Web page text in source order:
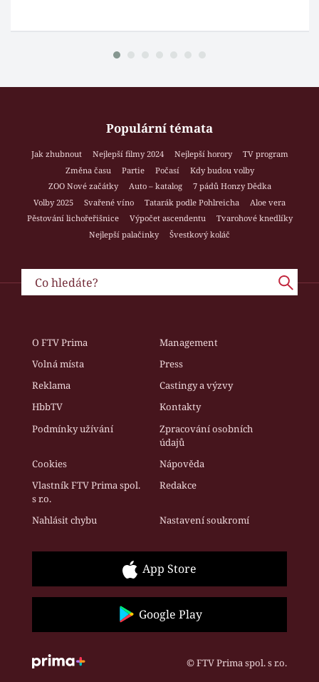
Populární témata
Jak zhubnout Nejlepší filmy 2024 Nejlepší horory
TV program
Změna času
Partie Počasí
Kdy budou volby
ZOO Nové začátky
Auto – katalog
7 pádů Honzy Dědka
Volby 2025
Svařené víno Tatarák podle Pohlreicha
Aloe vera
Pěstování lichořeřišnice
Výpočet ascendentu
Tvarohové knedlíky
Nejlepší palačinky
Švestkový koláč
O FTV Prima
Management
Volná místa
Press
Reklama
Castingy a výzvy
HbbTV
Kontakty
Podmínky užívání
Zpracování osobních
údajů
Cookies
Nápověda
Vlastník FTV Prima spol.
s r.o.
Redakce
Nahlásit chybu Nastavení soukromí
App Store
Google Play
© FTV Prima spol. s r.o.